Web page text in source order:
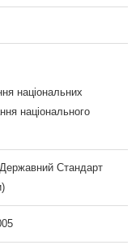
національних
національного
Стандарт